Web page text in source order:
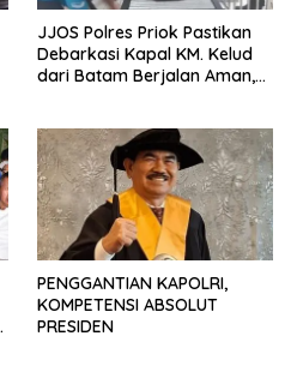
JJOS Polres Priok Pastikan
Debarkasi Kapal KM. Kelud
dari Batam Berjalan Aman,
PENGGANTIAN KAPOLRI,
KOMPETENSI ABSOLUT
PRESIDEN